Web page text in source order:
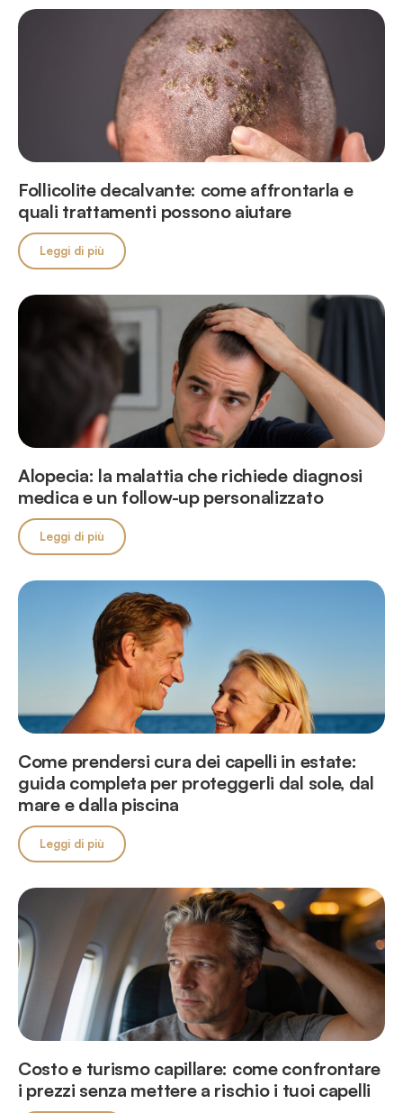
Follicolite decalvante: come affrontarla e
quali trattamenti possono aiutare
Leggi di più
Alopecia: la malattia che richiede diagnosi
medica e un follow-up personalizzato
Leggi di più
Come prendersi cura dei capelli in estate:
guida completa per proteggerli dal sole, dal
mare e dalla piscina
Leggi di più
Costo e turismo capillare: come confrontare
i prezzi senza mettere a rischio i tuoi capelli